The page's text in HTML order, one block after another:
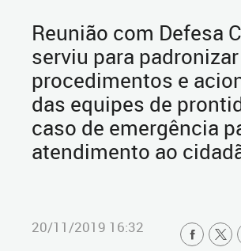
Reunião com Defesa
serviu para padronizar
procedimentos e
das equipes de
caso de emergência
atendimento ao
20/11/2019 16:32